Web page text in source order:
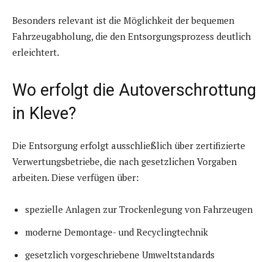
Besonders relevant ist die Möglichkeit der bequemen
Fahrzeugabholung, die den Entsorgungsprozess deutlich
erleichtert.
Wo erfolgt die Autoverschrottung
in Kleve?
Die Entsorgung erfolgt ausschließlich über zertifizierte
Verwertungsbetriebe, die nach gesetzlichen Vorgaben
arbeiten. Diese verfügen über:
spezielle Anlagen zur Trockenlegung von Fahrzeugen
moderne Demontage- und Recyclingtechnik
gesetzlich vorgeschriebene Umweltstandards